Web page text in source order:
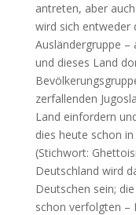
antreten, aber
wird sich entweder
Ausländergruppe –
und dieses Land
zerfallenden
Land einfordern
dies heute schon
(Stichwort:
Deutschland wird
Deutschen sein;
schon verfolgten –